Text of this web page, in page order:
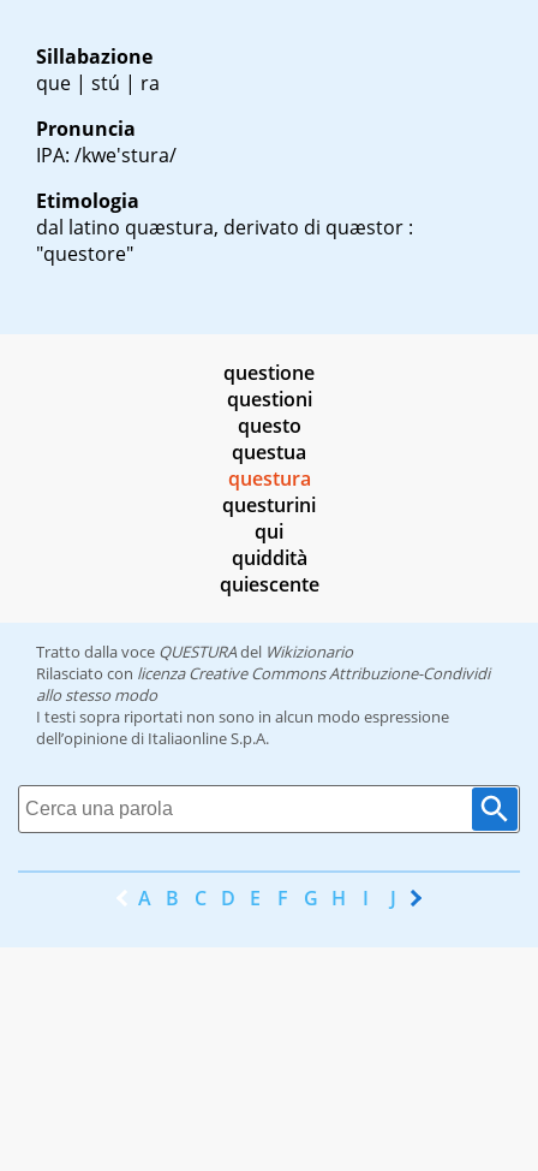
Sillabazione
que | stú | ra
Pronuncia
IPA: /kwe'stura/
Etimologia
dal latino quæstura, derivato di quæstor :
"questore"
questione
questioni
questo
questua
questura
questurini
qui
quiddità
quiescente
Tratto dalla voce QUESTURAdel Wikizionario
Rilasciato con licenza Creative Commons Attribuzione-Condividi
allo stesso modo
I testi sopra riportati non sono in alcun modo espressione
dell’opinione di Italiaonline S.p.A.
A B C D E F G H I J K